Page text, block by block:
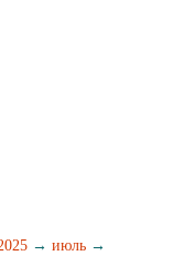
→ июль →